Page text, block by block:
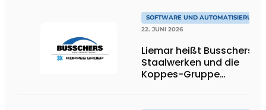
SOFTWARE UND AUTOMATISIERUNG
22. JUNI 2026
Liemar heißt Busschers
Staalwerken und die
Koppes-Gruppe